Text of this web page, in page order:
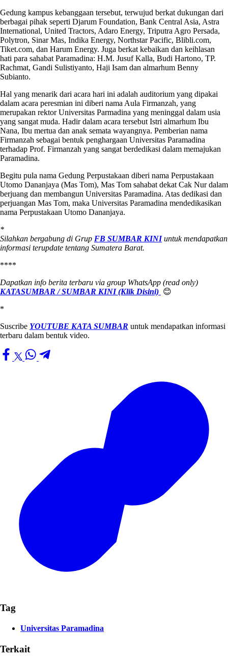
Gedung kampus kebanggaan tersebut, terwujud berkat dukungan dari
berbagai pihak seperti Djarum Foundation, Bank Central Asia, Astra
International, United Tractors, Adaro Energy, Triputra Agro Persada,
Polytron, Sinar Mas, Indika Energy, Northstar Pacific, Blibli.com,
Tiket.com, dan Harum Energy. Juga berkat kebaikan dan keihlasan
hati para sahabat Paramadina: H.M. Jusuf Kalla, Budi Hartono, TP.
Rachmat, Gandi Sulistiyanto, Haji Isam dan almarhum Benny
Subianto.
Hal yang menarik dari acara hari ini adalah auditorium yang dipakai
dalam acara peresmian ini diberi nama Aula Firmanzah, yang
merupakan rektor Universitas Parmadina yang meninggal dalam usia
yang sangat muda. Hadir dalam acara tersebut Istri almarhum Ibu
Nana, Ibu mertua dan anak semata wayangnya. Pemberian nama
Firmanzah sebagai bentuk penghargaan Universitas Paramadina
terhadap Prof. Firmanzah yang sangat berdedikasi dalam memajukan
Paramadina.
Begitu pula nama Gedung Perpustakaan diberi nama Perpustakaan
Utomo Dananjaya (Mas Tom), Mas Tom sahabat dekat Cak Nur dalam
berjuang dan membangun Universitas Paramadina. Atas dedikasi dan
perjuangan Mas Tom, maka Universitas Paramadina mendedikasikan
nama Perpustakaan Utomo Dananjaya.
*
Silahkan bergabung di Grup FB SUMBAR KINIuntuk mendapatkan
informasi terupdate tentang Sumatera Barat.
****
Dapatkan info berita terbaru via group WhatsApp (read only)
KATASUMBAR / SUMBAR KINI (Klik Disini) 😊
*
Suscribe YOUTUBE KATA SUMBAR untuk mendapatkan informasi
terbaru dalam bentuk video.
Tag
Universitas Paramadina
Terkait